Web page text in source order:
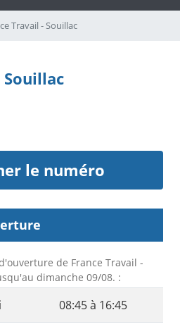
Travail - Souillac
Souillac
le numéro
de France Travail -
dimanche 09/08. :
08:45 à 16:45